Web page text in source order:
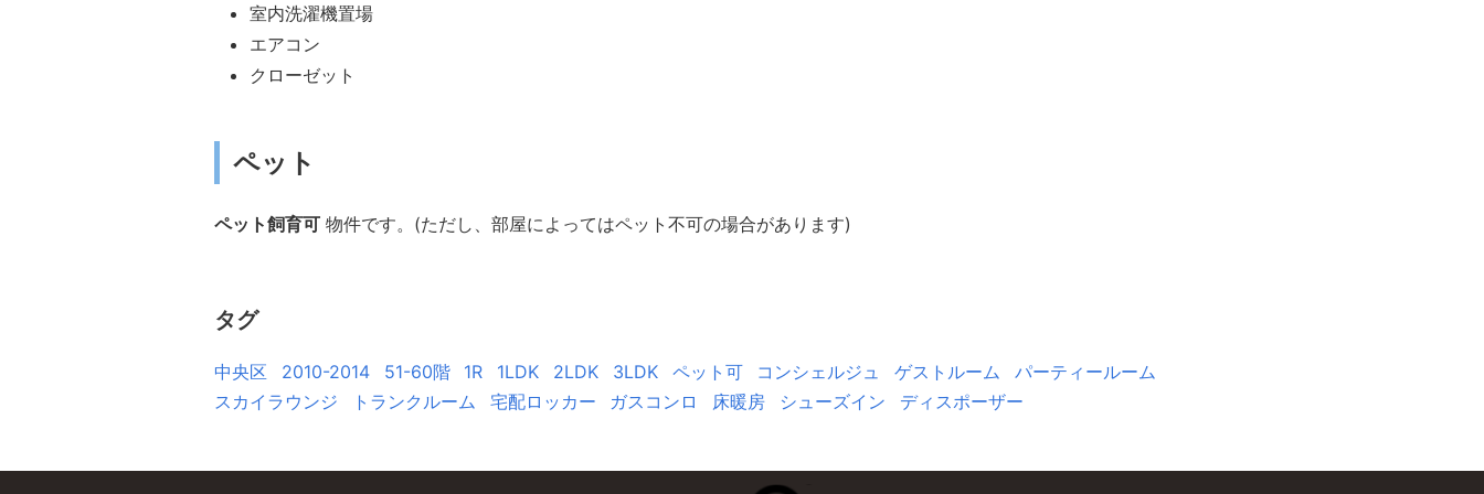
室内洗濯機置場
エアコン
クローゼット
ペット
ペット飼育可物件です。(ただし、部屋によってはペット不可の場合があります)
タグ
中央区 2010-2014 51-60階 1R 1LDK 2LDK 3LDK ペット可 コンシェルジュ ゲストルーム
パーティールーム
スカイラウンジ
トランクルーム 宅配ロッカー ガスコンロ 床暖房 シューズイン ディスポーザー